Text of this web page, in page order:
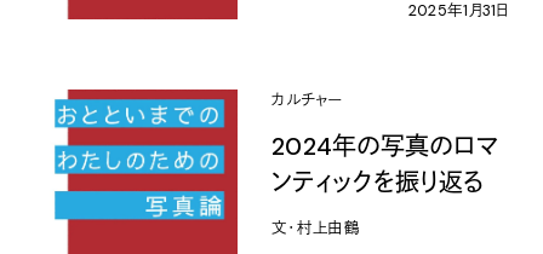
2025年1月31日
カルチャー
2024年の写真のロマ
ンティックを振り返る
文・村上由鶴